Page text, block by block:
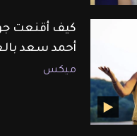
كيف أقنعت
أحمد سعد
ميكس